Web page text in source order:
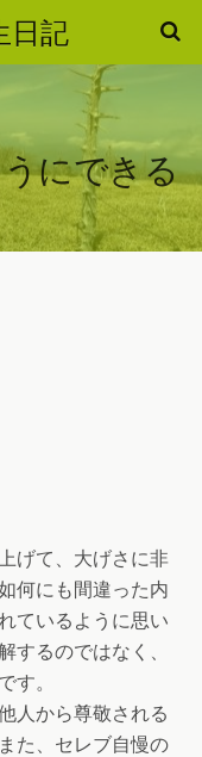
日記
にできる
げて、大げさに非
何にも間違った内
ているように思い
するのではなく、
す。
人から尊敬される
た、セレブ自慢の